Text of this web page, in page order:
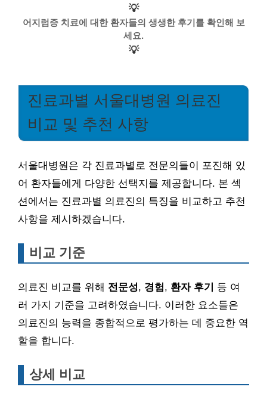
💡
어지럼증 치료에 대한 환자들의 생생한 후기를 확인해 보
세요.
💡
진료과별 서울대병원 의료진
비교 및 추천 사항
서울대병원은 각 진료과별로 전문의들이 포진해 있
어 환자들에게 다양한 선택지를 제공합니다. 본 섹
션에서는 진료과별 의료진의 특징을 비교하고 추천
사항을 제시하겠습니다.
비교 기준
의료진 비교를 위해 전문성, 경험, 환자 후기
등 여
러 가지 기준을 고려하였습니다. 이러한 요소들은
의료진의 능력을 종합적으로 평가하는 데 중요한 역
할을 합니다.
상세 비교